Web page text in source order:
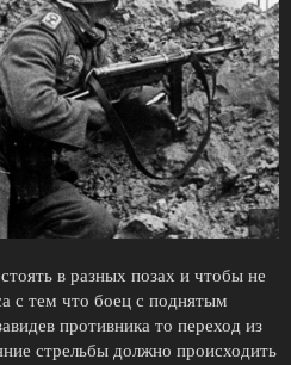
в разных позах и чтобы не
с тем что боец с поднятым
противника то переход из
стрельбы должно происходить